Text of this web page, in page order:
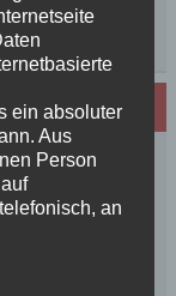
sind
ein absoluter
Aus
Person
an